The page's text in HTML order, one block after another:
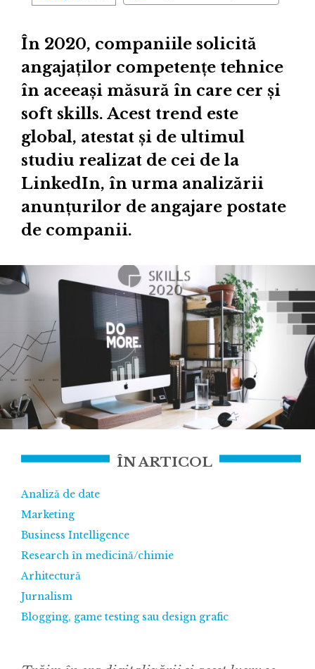
În 2020, companiile solicită
angajaților competențe tehnice
în aceeași măsură în care cer și
soft skills. Acest trend este
global, atestat și de ultimul
studiu realizat de cei de la
LinkedIn, în urma analizării
anunțurilor de angajare postate
de companii.
ÎN ARTICOL
Analiză de date
Marketing
Business Intelligence
Research în medicină/chimie
Arhitectură
Jurnalism
Blogging, game testing sau design grafic